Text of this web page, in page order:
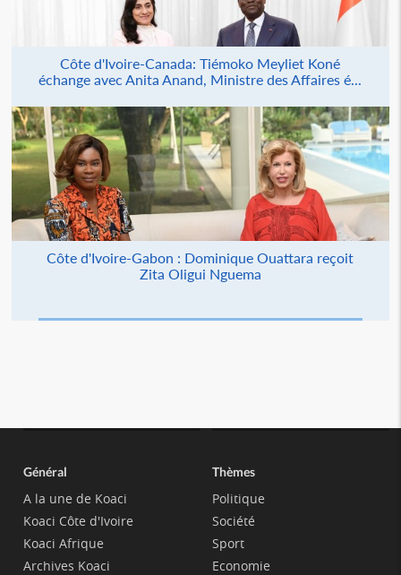
Côte d'Ivoire-Canada: Tiémoko Meyliet Koné
échange avec Anita Anand, Ministre des Affaires é...
Côte d'Ivoire-Gabon : Dominique Ouattara reçoit
Zita Oligui Nguema
Général
A la une de Koaci
Koaci Côte d'Ivoire
Koaci Afrique
Archives Koaci
Thèmes
Politique
Société
Sport
Economie